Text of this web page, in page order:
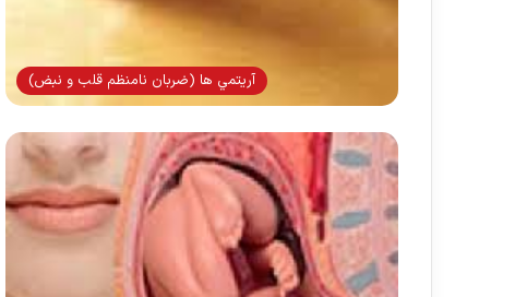
آريتمي ها (ضربان نامنظم قلب و نبض)